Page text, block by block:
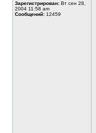
Зарегистрирован: Вт сен 28,
2004 11:58 am
Сообщений: 12459